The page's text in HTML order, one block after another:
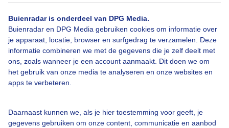
Buienradar is onderdeel van DPG Media.
Buienradar en DPG Media gebruiken cookies om informatie over
je apparaat, locatie, browser en surfgedrag te verzamelen. Deze
informatie combineren we met de gegevens die je zelf deelt met
ons, zoals wanneer je een account aanmaakt. Dit doen we om
het gebruik van onze media te analyseren en onze websites en
apps te verbeteren.
Daarnaast kunnen we, als je hier toestemming voor geeft, je
gegevens gebruiken om onze content, communicatie en aanbod
Een moment geduld aub...